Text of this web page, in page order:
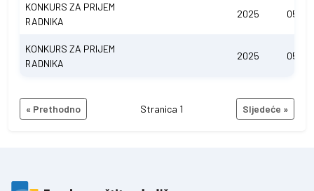
KONKURS ZA PRIJEM
RADNIKA
2025
KONKURS ZA PRIJEM
RADNIKA
2025
« Prethodno Stranica 1 Sljedeće »